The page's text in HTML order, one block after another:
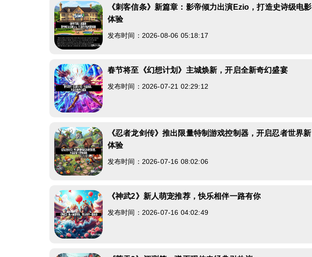
《刺客信条》新篇章：影帝倾力出演Ezio，打造史诗级电影
体验
发布时间：2026-08-06 05:18:17
春节将至《幻想计划》主城焕新，开启全新奇幻盛宴
发布时间：2026-07-21 02:29:12
《忍者龙剑传》推出限量特制游戏控制器，开启忍者世界新
体验
发布时间：2026-07-16 08:02:06
《神武2》新人萌宠推荐，快乐相伴一路有你
发布时间：2026-07-16 04:02:49